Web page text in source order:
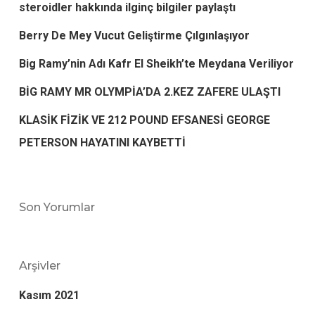
steroidler hakkında ilginç bilgiler paylaştı
Berry De Mey Vucut Geliştirme Çılgınlaşıyor
Big Ramy’nin Adı Kafr El Sheikh’te Meydana Veriliyor
BİG RAMY MR OLYMPİA’DA 2.KEZ ZAFERE ULAŞTI
KLASİK FİZİK VE 212 POUND EFSANESİ GEORGE
PETERSON HAYATINI KAYBETTİ
Son Yorumlar
Arşivler
Kasım 2021